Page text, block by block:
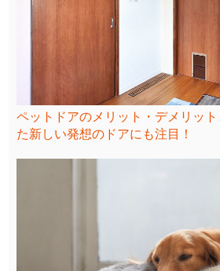
ペットドアのメリット・デメリッ
た新しい発想のドアにも注目！